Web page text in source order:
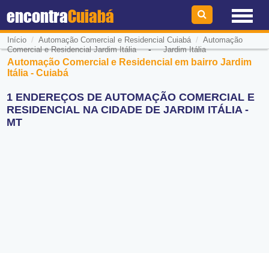
encontraCuiabá
Início / Automação Comercial e Residencial Cuiabá/ Automação
Comercial e Residencial Jardim Itália-Jardim Itália
Automação Comercial e Residencial em bairro Jardim
Itália - Cuiabá
1 ENDEREÇOS DE AUTOMAÇÃO COMERCIAL E
RESIDENCIAL NA CIDADE DE JARDIM ITÁLIA -
MT